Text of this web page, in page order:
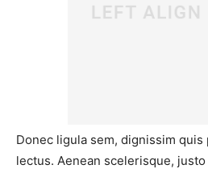
Donec ligula sem, dignissim
lectus. Aenean scelerisque,